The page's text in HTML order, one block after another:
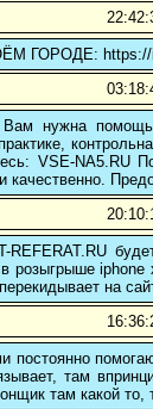
https://
Вам нужна
VSE-NA5.RU
REFERAT.RU
розыгрыше
на
постоянно
там
там какой